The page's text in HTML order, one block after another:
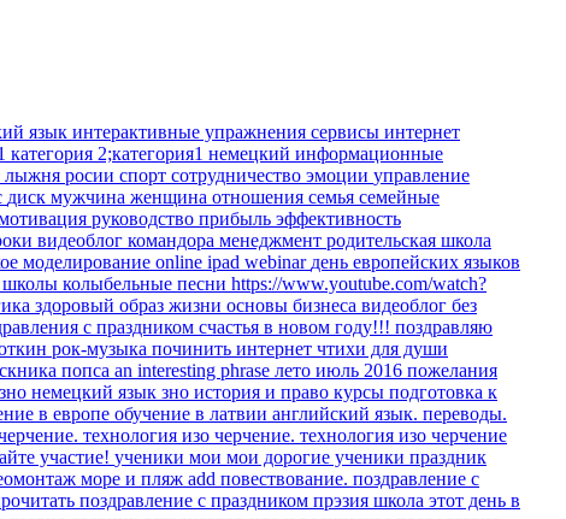
язык интерактивные упражнения сервисы интернет
категория 2;категория1 немецкий информационные
лыжня росии спорт сотрудничество эмоции управление
диск мужчина женщина отношения семья семейные
руководство прибыль эффективность
видеоблог командора менеджмент родительская школа
моделирование online ipad webinar день европейских языков
школы колыбельные песни https://www.youtube.com/watch?
здоровый образ жизни основы бизнеса видеоблог без
с праздником счастья в новом году!!! поздравляю
рок-музыка починить интернет чтихи для души
попса an interesting phrase лето июль 2016 пожелания
зно немецкий язык зно история и право курсы подготовка к
в европе обучение в латвии английский язык. переводы.
технология изо черчение. технология изо черчение
участие! ученики мои мои дорогие ученики праздник
море и пляж add повествование. поздравление с
поздравление с праздником прэзия школа этот день в